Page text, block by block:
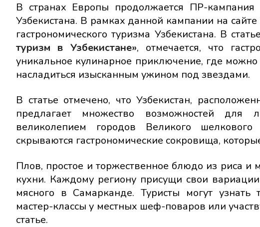
В странах Европы продолжается ПР-кампания
Узбекистана. В рамках данной кампании на
гастрономического туризма Узбекистана. В
туризм в Узбекистане», отмечается, что
уникальное кулинарное приключение, где
насладиться изысканным ужином под звездами.
В статье отмечено, что Узбекистан,
предлагает множество возможностей для
великолепием городов Великого
скрываются гастрономические сокровища,
Плов, простое и торжественное блюдо из риса и
кухни. Каждому региону присущи свои
мясного в Самарканде. Туристы могут узнать
мастер-классы у местных шеф-поваров или
статье.